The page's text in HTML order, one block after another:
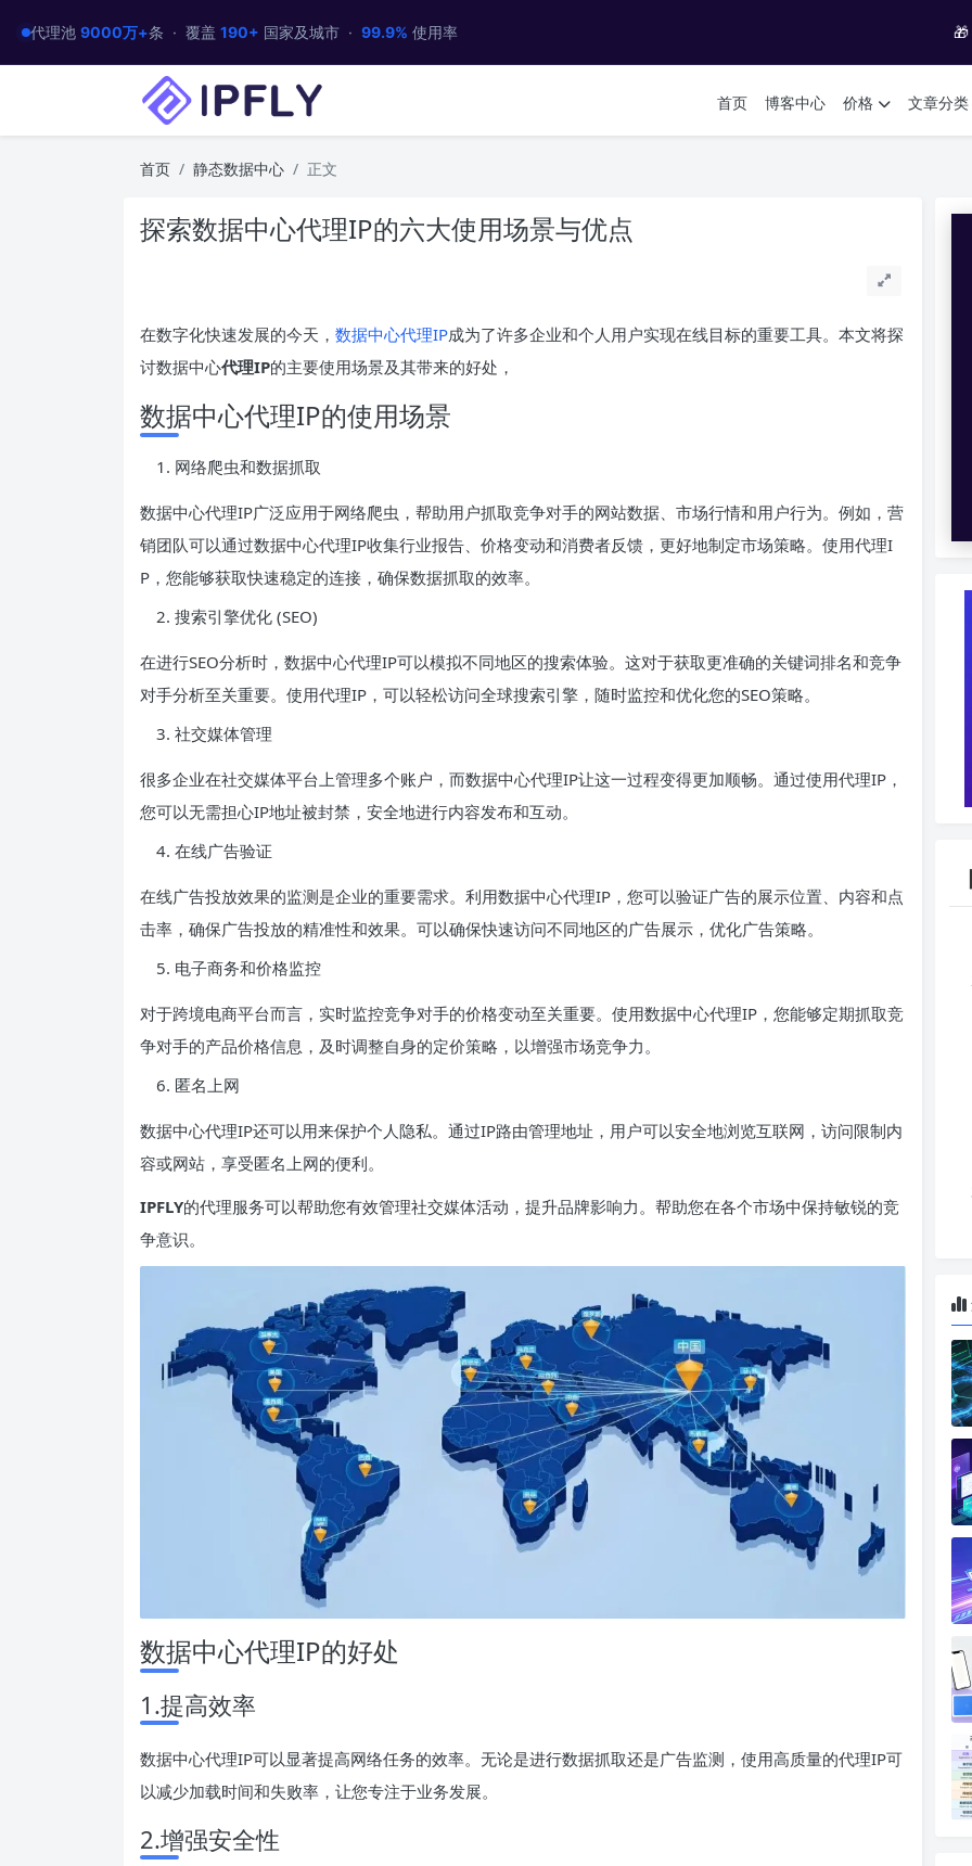
代理池 9000万+条 · 覆盖 190+ 国家及城市 · 99.9% 使用率 🎁
首页 博客中心 价格 文章分类
首页 静态数据中心 正文
探索数据中心代理IP的六大使用场景与优点
在数字化快速发展的今天， 数据中心代理IP成为了许多企业和个人用户实现在线目标的重要工具。本文将探
讨数据中心代理IP的主要使用场景及其带来的好处，
数据中心代理IP的使用场景
网络爬虫和数据抓取
数据中心代理IP广泛应用于网络爬虫，帮助用户抓取竞争对手的网站数据、市场行情和用户行为。例如，营
销团队可以通过数据中心代理IP收集行业报告、价格变动和消费者反馈，更好地制定市场策略。使用代理I
P，您能够获取快速稳定的连接，确保数据抓取的效率。
搜索引擎优化 (SEO)
在进行SEO分析时，数据中心代理IP可以模拟不同地区的搜索体验。这对于获取更准确的关键词排名和竞争
对手分析至关重要。使用代理IP，可以轻松访问全球搜索引擎，随时监控和优化您的SEO策略。
社交媒体管理
很多企业在社交媒体平台上管理多个账户，而数据中心代理IP让这一过程变得更加顺畅。通过使用代理IP，
您可以无需担心IP地址被封禁，安全地进行内容发布和互动。
在线广告验证
在线广告投放效果的监测是企业的重要需求。利用数据中心代理IP，您可以验证广告的展示位置、内容和点
击率，确保广告投放的精准性和效果。可以确保快速访问不同地区的广告展示，优化广告策略。
电子商务和价格监控
对于跨境电商平台而言，实时监控竞争对手的价格变动至关重要。使用数据中心代理IP，您能够定期抓取竞
争对手的产品价格信息，及时调整自身的定价策略，以增强市场竞争力。
匿名上网
数据中心代理IP还可以用来保护个人隐私。通过IP路由管理地址，用户可以安全地浏览互联网，访问限制内
容或网站，享受匿名上网的便利。
IPFLY的代理服务可以帮助您有效管理社交媒体活动，提升品牌影响力。帮助您在各个市场中保持敏锐的竞
争意识。
数据中心代理IP的好处
1.提高效率
数据中心代理IP可以显著提高网络任务的效率。无论是进行数据抓取还是广告监测，使用高质量的代理IP可
以减少加载时间和失败率，让您专注于业务发展。
2.增强安全性